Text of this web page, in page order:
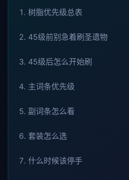
树脂优先级总表
45级前别急着刷圣遗物
45级后怎么开始刷
主词条优先级
副词条怎么看
套装怎么选
什么时候该停手